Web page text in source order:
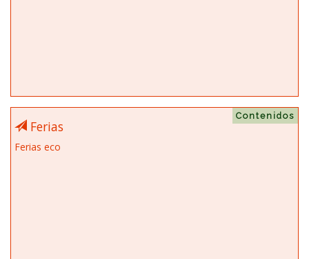
Contenidos
Ferias
Ferias eco